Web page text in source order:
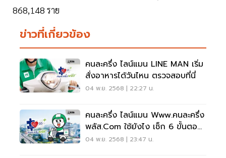
868,148 ราย
ข่าวที่เกี่ยวข้อง
คนละครึ่ง ไลน์แมน LINE MAN เริ่ม
สั่งอาหารได้วันไหน ตรวจสอบที่นี่
04 พ.ย. 2568 | 22:27 น.
คนละครึ่ง ไลน์แมน Www.คนละครึ่ง
พลัส.com ใช้ยังไง เช็ก 6 ขั้นตอน
ที่นี่
04 พ.ย. 2568 | 23:47 น.